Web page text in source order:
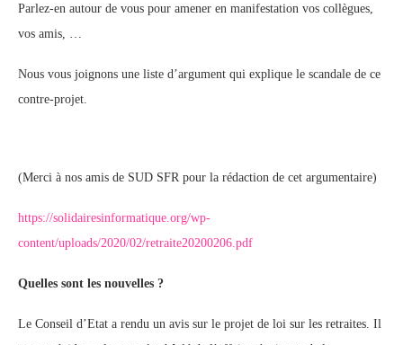
Parlez-en autour de vous pour amener en manifestation vos collègues,
vos amis, …
Nous vous joignons une liste d’argument qui explique le scandale de ce
contre-projet.
(Merci à nos amis de SUD SFR pour la rédaction de cet argumentaire)
https://solidairesinformatique.org/wp-
content/uploads/2020/02/retraite20200206.pdf
Quelles sont les nouvelles ?
Le Conseil d’Etat a rendu un avis sur le projet de loi sur les retraites. Il